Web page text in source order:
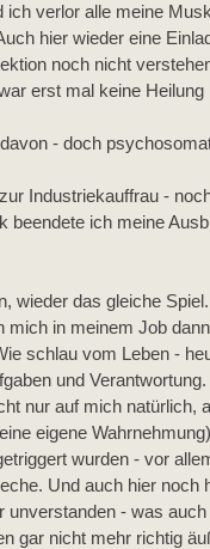
verlor alle meine
hier wieder eine
noch nicht
erst mal keine Heilung
- doch
Industriekauffrau -
ich meine
wieder das gleiche
in meinem Job
schlau vom Leben -
und
nur auf mich natürlich,
eigene
wurden - vor
Und auch hier noch
- was
gar nicht mehr richtig